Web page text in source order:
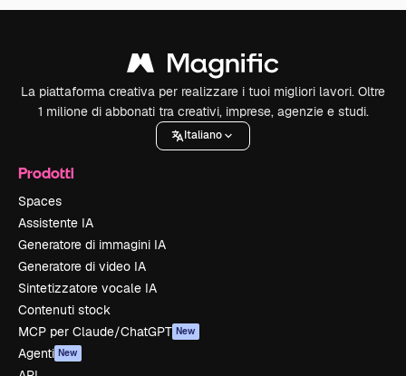
La piattaforma creativa per realizzare i tuoi migliori lavori. Oltre
1 milione di abbonati tra creativi, imprese, agenzie e studi.
Italiano
Prodotti
Spaces
Assistente IA
Generatore di immagini IA
Generatore di video IA
Sintetizzatore vocale IA
Contenuti stock
MCP per Claude/ChatGPT New
Agenti New